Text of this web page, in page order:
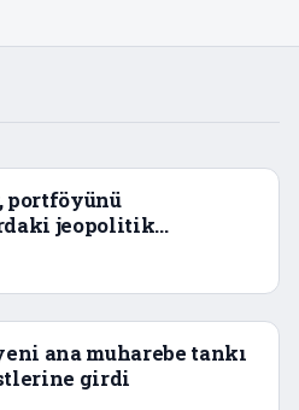
portföyünü
jeopolitik
CEO
ana muharebe tankı
girdi